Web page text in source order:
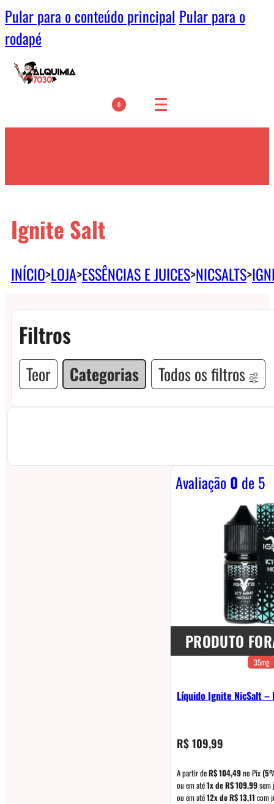
Pular para o conteúdo principal Pular para o
rodapé
0
Ignite Salt
INÍCIO>LOJA>ESSÊNCIAS E JUICES>NICSALTS>
Filtros
Teor Categorias Todos os filtros
Avaliação0 de 5
PRODUTO
35mg
Líquido Ignite NicSalt –
R$109,99
A partir deR$104,49no Pix
ou em até1x deR$109,99sem
ou em até12x deR$13,11 com